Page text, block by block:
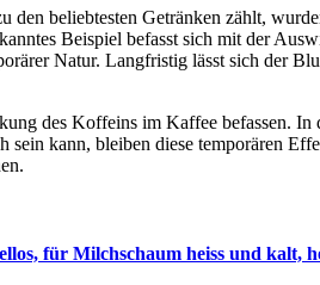
beliebtesten Getränken zählt,
Beispiel befasst sich mit der
Natur. Langfristig lässt sich der
des Koffeins im Kaffee befassen.
kann, bleiben diese temporären
für Milchschaum heiss und kalt,